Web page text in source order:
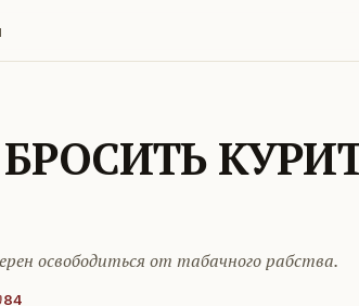
освободиться от табачного рабства.
84